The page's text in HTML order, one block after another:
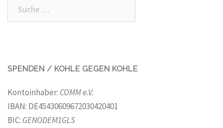
SPENDEN / KOHLE GEGEN KOHLE
Kontoinhaber: COMM e.V.
IBAN: DE45430609672030420401
BIC: GENODEM1GLS